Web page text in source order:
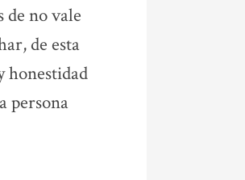
de no vale
de esta
honestidad
persona